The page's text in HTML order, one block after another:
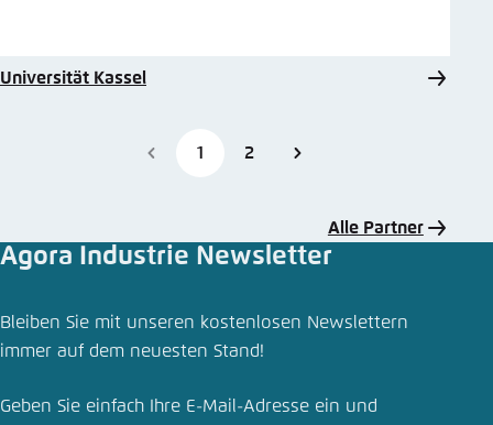
Universität Kassel
1 2
Alle Partner
Agora Industrie Newsletter
Bleiben Sie mit unseren kostenlosen Newslettern
immer auf dem neuesten Stand!
Geben Sie einfach Ihre E-Mail-Adresse ein und